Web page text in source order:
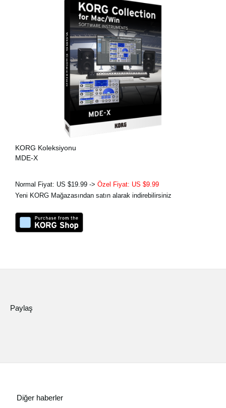
KORG Koleksiyonu
MDE-X
Normal Fiyat: US $19.99 -> Özel Fiyat: US $9.99
Yeni KORG Mağazasından satın alarak indirebilirsiniz
Paylaş
Diğer haberler